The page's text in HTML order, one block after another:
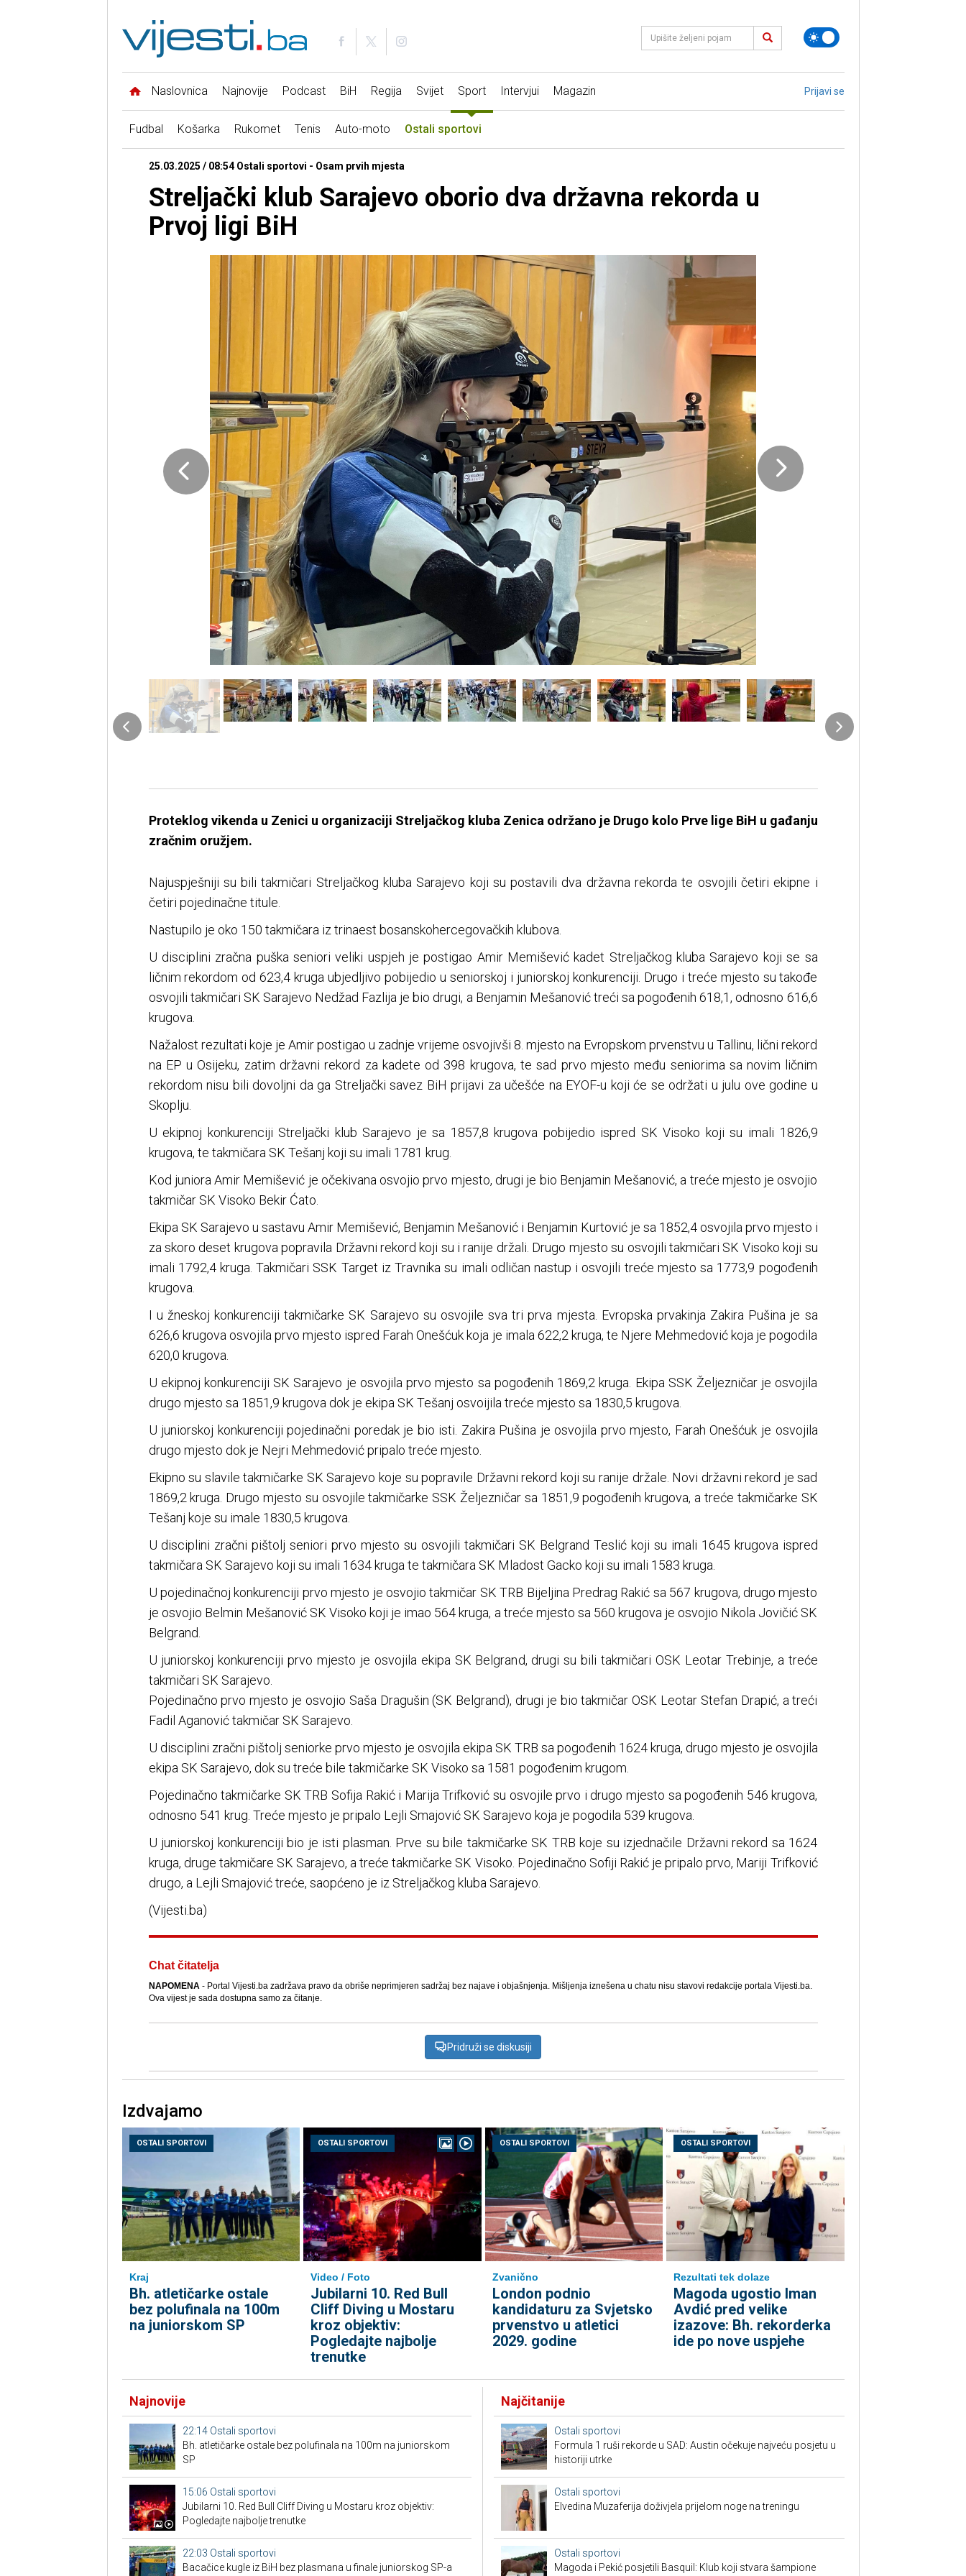
Naslovnica Najnovije Podcast BiH Regija Svijet Sport Intervjui Magazin Prijavi se
Fudbal Košarka Rukomet Tenis Auto-moto Ostali sportovi
25.03.2025 / 08:54 Ostali sportovi - Osam prvih mjesta
Streljački klub Sarajevo oborio dva državna rekorda u
Prvoj ligi BiH
Proteklog vikenda u Zenici u organizaciji Streljačkog kluba Zenica održano je Drugo kolo Prve lige BiH u gađanju
zračnim oružjem.
Najuspješniji su bili takmičari Streljačkog kluba Sarajevo koji su postavili dva državna rekorda te osvojili četiri ekipne i
četiri pojedinačne titule.
Nastupilo je oko 150 takmičara iz trinaest bosanskohercegovačkih klubova.
U disciplini zračna puška seniori veliki uspjeh je postigao Amir Memišević kadet Streljačkog kluba Sarajevo koji se sa
ličnim rekordom od 623,4 kruga ubjedljivo pobijedio u seniorskoj i juniorskoj konkurenciji. Drugo i treće mjesto su takođe
osvojili takmičari SK Sarajevo Nedžad Fazlija je bio drugi, a Benjamin Mešanović treći sa pogođenih 618,1, odnosno 616,6
krugova.
Nažalost rezultati koje je Amir postigao u zadnje vrijeme osvojivši 8. mjesto na Evropskom prvenstvu u Tallinu, lični rekord
na EP u Osijeku, zatim državni rekord za kadete od 398 krugova, te sad prvo mjesto među seniorima sa novim ličnim
rekordom nisu bili dovoljni da ga Streljački savez BiH prijavi za učešće na EYOF-u koji će se održati u julu ove godine u
Skoplju.
U ekipnoj konkurenciji Streljački klub Sarajevo je sa 1857,8 krugova pobijedio ispred SK Visoko koji su imali 1826,9
krugova, te takmičara SK Tešanj koji su imali 1781 krug.
Kod juniora Amir Memišević je očekivana osvojio prvo mjesto, drugi je bio Benjamin Mešanović, a treće mjesto je osvojio
takmičar SK Visoko Bekir Ćato.
Ekipa SK Sarajevo u sastavu Amir Memišević, Benjamin Mešanović i Benjamin Kurtović je sa 1852,4 osvojila prvo mjesto i
za skoro deset krugova popravila Državni rekord koji su i ranije držali. Drugo mjesto su osvojili takmičari SK Visoko koji su
imali 1792,4 kruga. Takmičari SSK Target iz Travnika su imali odličan nastup i osvojili treće mjesto sa 1773,9 pogođenih
krugova.
I u žneskoj konkurenciji takmičarke SK Sarajevo su osvojile sva tri prva mjesta. Evropska prvakinja Zakira Pušina je sa
626,6 krugova osvojila prvo mjesto ispred Farah Onešćuk koja je imala 622,2 kruga, te Njere Mehmedović koja je pogodila
620,0 krugova.
U ekipnoj konkurenciji SK Sarajevo je osvojila prvo mjesto sa pogođenih 1869,2 kruga. Ekipa SSK Željezničar je osvojila
drugo mjesto sa 1851,9 krugova dok je ekipa SK Tešanj osvoijila treće mjesto sa 1830,5 krugova.
U juniorskoj konkurenciji pojedinačni poredak je bio isti. Zakira Pušina je osvojila prvo mjesto, Farah Onešćuk je osvojila
drugo mjesto dok je Nejri Mehmedović pripalo treće mjesto.
Ekipno su slavile takmičarke SK Sarajevo koje su popravile Državni rekord koji su ranije držale. Novi državni rekord je sad
1869,2 kruga. Drugo mjesto su osvojile takmičarke SSK Željezničar sa 1851,9 pogođenih krugova, a treće takmičarke SK
Tešanj koje su imale 1830,5 krugova.
U disciplini zračni pištolj seniori prvo mjesto su osvojili takmičari SK Belgrand Teslić koji su imali 1645 krugova ispred
takmičara SK Sarajevo koji su imali 1634 kruga te takmičara SK Mladost Gacko koji su imali 1583 kruga.
U pojedinačnoj konkurenciji prvo mjesto je osvojio takmičar SK TRB Bijeljina Predrag Rakić sa 567 krugova, drugo mjesto
je osvojio Belmin Mešanović SK Visoko koji je imao 564 kruga, a treće mjesto sa 560 krugova je osvojio Nikola Jovičić SK
Belgrand.
U juniorskoj konkurenciji prvo mjesto je osvojila ekipa SK Belgrand, drugi su bili takmičari OSK Leotar Trebinje, a treće
takmičari SK Sarajevo.
Pojedinačno prvo mjesto je osvojio Saša Dragušin (SK Belgrand), drugi je bio takmičar OSK Leotar Stefan Drapić, a treći
Fadil Aganović takmičar SK Sarajevo.
U disciplini zračni pištolj seniorke prvo mjesto je osvojila ekipa SK TRB sa pogođenih 1624 kruga, drugo mjesto je osvojila
ekipa SK Sarajevo, dok su treće bile takmičarke SK Visoko sa 1581 pogođenim krugom.
Pojedinačno takmičarke SK TRB Sofija Rakić i Marija Trifković su osvojile prvo i drugo mjesto sa pogođenih 546 krugova,
odnosno 541 krug. Treće mjesto je pripalo Lejli Smajović SK Sarajevo koja je pogodila 539 krugova.
U juniorskoj konkurenciji bio je isti plasman. Prve su bile takmičarke SK TRB koje su izjednačile Državni rekord sa 1624
kruga, druge takmičare SK Sarajevo, a treće takmičarke SK Visoko. Pojedinačno Sofiji Rakić je pripalo prvo, Mariji Trifković
drugo, a Lejli Smajović treće, saopćeno je iz Streljačkog kluba Sarajevo.
(Vijesti.ba)
Chat čitatelja
NAPOMENA- Portal Vijesti.ba zadržava pravo da obriše neprimjeren sadržaj bez najave i objašnjenja. Mišljenja iznešena u chatu nisu stavovi redakcije portala Vijesti.ba.
Ova vijest je sada dostupna samo za čitanje.
Pridruži se diskusiji
Izdvajamo
OSTALI SPORTOVI
Kraj
Bh. atletičarke ostale
bez polufinala na 100m
na juniorskom SP
OSTALI SPORTOVI
Video / Foto
Jubilarni 10. Red Bull
Cliff Diving u Mostaru
kroz objektiv:
Pogledajte najbolje
trenutke
OSTALI SPORTOVI
Zvanično
London podnio
kandidaturu za Svjetsko
prvenstvo u atletici
2029. godine
OSTALI SPORTOVI
Rezultati tek dolaze
Magoda ugostio Iman
Avdić pred velike
izazove: Bh. rekorderka
ide po nove uspjehe
Najnovije
22:14 Ostali sportovi
Bh. atletičarke ostale bez polufinala na 100m na juniorskom
SP
15:06 Ostali sportovi
Jubilarni 10. Red Bull Cliff Diving u Mostaru kroz objektiv:
Pogledajte najbolje trenutke
22:03 Ostali sportovi
Bacačice kugle iz BiH bez plasmana u finale juniorskog SP-a
Najčitanije
Ostali sportovi
Formula 1 ruši rekorde u SAD: Austin očekuje najveću posjetu u
historiji utrke
Ostali sportovi
Elvedina Muzaferija doživjela prijelom noge na treningu
Ostali sportovi
Magoda i Pekić posjetili Basquil: Klub koji stvara šampione